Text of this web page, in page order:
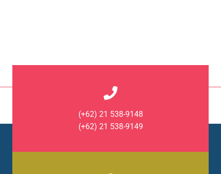
(+62) 21 538-9148
(+62) 21 538-9149